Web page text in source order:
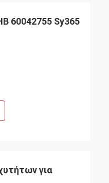
60042755 Sy365
για